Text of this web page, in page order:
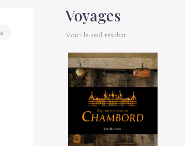
Voyages
Voici le seul résultat